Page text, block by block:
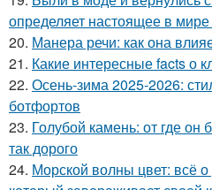
определяет настоящее в
20. Манера речи: как она
21. Какие интересные facts о
22. Осень-зима 2025-2026:
ботфортов
23. Голубой камень: от где он
так дорого
24. Морской волны цвет: всё